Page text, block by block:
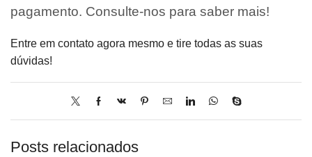
pagamento. Consulte-nos para saber mais!
Entre em contato agora mesmo e tire todas as suas
dúvidas!
Posts relacionados